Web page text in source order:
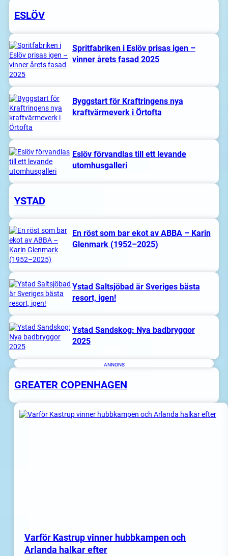
ESLÖV
Spritfabriken i Eslöv prisas igen –
vinner årets fasad 2025
Byggstart för Kraftringens nya
kraftvärmeverk i Örtofta
Eslöv förvandlas till ett levande
utomhusgalleri
YSTAD
En röst som bar ekot av ABBA – Karin
Glenmark (1952–2025)
Ystad Saltsjöbad är Sveriges bästa
resort, igen!
Ystad Sandskog: Nya badbryggor
2025
ANNONS
GREATER COPENHAGEN
Varför Kastrup vinner hubbkampen och
Arlanda halkar efter